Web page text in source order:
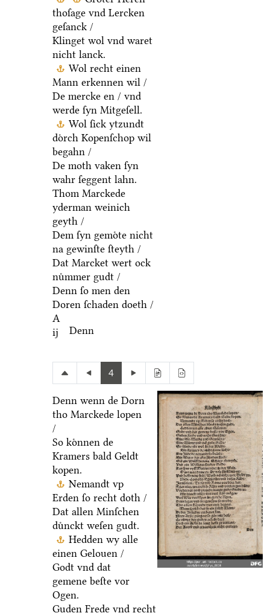
thoſage vnd Lercken
geſanck /
Klinget wol vnd waret
nicht lanck.
Wol recht einen
Mann erkennen wil /
De mercke en / vnd
werde ſyn Mitgeſell.
Wol ſick ytzundt
doͤrch Kopenſchop wil
begahn /
De moth vaken ſyn
wahr ſeggent lahn.
Thom Marckede
yderman weinich
geyth /
Dem ſyn gemoͤte nicht
na gewinſte ſteyth /
Dat Marcket wert ock
nuͤmmer gudt /
Denn ſo men den
Doren ſchaden doeth /
A
ij
Denn
4
Denn wenn de Dorn
tho Marckede lopen
/
So koͤnnen de
Kramers bald Geldt
kopen.
Nemandt vp
Erden ſo recht doth /
Dat allen Minſchen
duͤnckt weſen gudt.
Hedden wy alle
einen Gelouen /
Godt vnd dat
gemene beſte vor
Ogen.
Guden Frede vnd recht